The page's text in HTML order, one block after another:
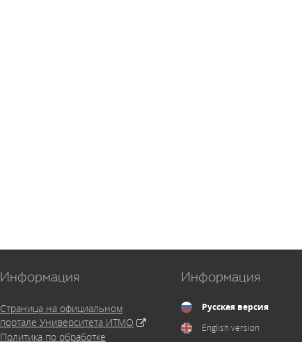
Информация
Страница на официальном
портале Университета ИТМО
Политика по обработке
Информация
Русская версия
English version